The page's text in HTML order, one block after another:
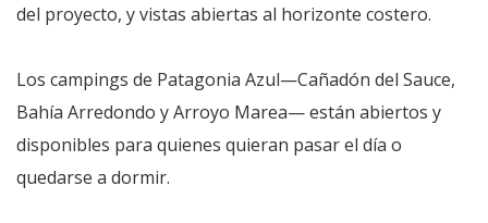
del proyecto, y vistas abiertas al horizonte costero.
Los campings de Patagonia Azul—Cañadón del Sauce,
Bahía Arredondo y Arroyo Marea— están abiertos y
disponibles para quienes quieran pasar el día o
quedarse a dormir.